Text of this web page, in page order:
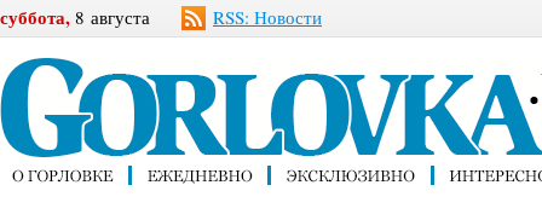
суббота, 8 августа RSS: Новости